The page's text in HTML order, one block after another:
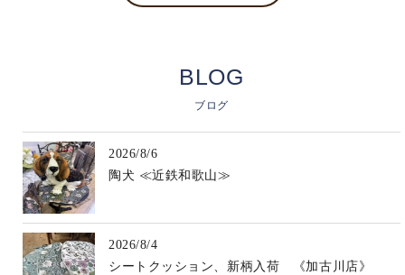
BLOG
ブログ
2026/8/6
陶犬 ≪近鉄和歌山≫
2026/8/4
シートクッション、新柄入荷 《加古川店》